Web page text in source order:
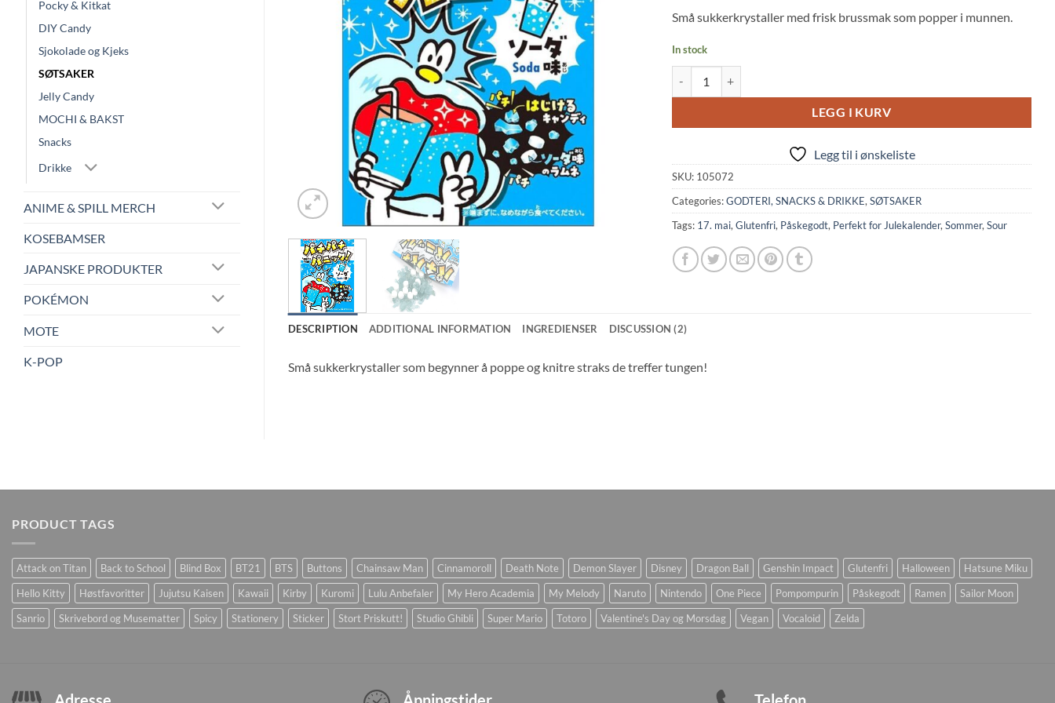
Pocky & Kitkat
DIY Candy
Sjokolade og Kjeks
SØTSAKER
Jelly Candy
MOCHI & BAKST
Snacks
Drikke
ANIME & SPILL MERCH
KOSEBAMSER
JAPANSKE PRODUKTER
POKÉMON
MOTE
K-POP
customer
Små sukkerkrystaller med frisk brussmak som popper i munnen.
In stock
LEGG I KURV
Legg til i ønskeliste
SKU: 105072
Categories:GODTERI, SNACKS & DRIKKE, SØTSAKER
Tags: 17. mai, Glutenfri, Påskegodt, Perfekt for Julekalender, Sommer, Sour
DESCRIPTION ADDITIONAL INFORMATION INGREDIENSER DISCUSSION (2)
Små sukkerkrystaller som begynner å poppe og knitre straks de treffer tungen!
PRODUCT TAGS
Attack on Titan Back to School Blind Box BT21 BTS Buttons Chainsaw Man Cinnamoroll Death Note Demon Slayer Disney Dragon Ball Genshin Impact Glutenfri Halloween
Hatsune Miku
Hello Kitty
Høstfavoritter Jujutsu Kaisen Kawaii Kirby Kuromi Lulu Anbefaler My Hero Academia My Melody Naruto Nintendo One Piece Pompompurin Påskegodt Ramen
Sailor Moon
Sanrio
Skrivebord og Musematter Spicy Stationery Sticker Stort Priskutt! Studio Ghibli Super Mario Totoro Valentine's Day og Morsdag Vegan Vocaloid Zelda